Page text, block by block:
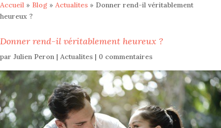
Accueil » Blog » Actualites » Donner rend-il véritablement
heureux ?
Donner rend-il véritablement heureux ?
par Julien Peron | Actualites | 0 commentaires